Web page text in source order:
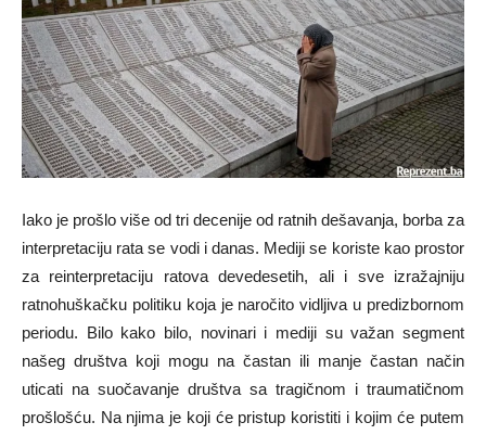
Iako je prošlo više od tri decenije od ratnih dešavanja, borba za
interpretaciju rata se vodi i danas. Mediji se koriste kao prostor
za reinterpretaciju ratova devedesetih, ali i sve izražajniju
ratnohuškačku politiku koja je naročito vidljiva u predizbornom
periodu. Bilo kako bilo, novinari i mediji su važan segment
našeg društva koji mogu na častan ili manje častan način
uticati na suočavanje društva sa tragičnom i traumatičnom
prošlošću. Na njima je koji će pristup koristiti i kojim će putem